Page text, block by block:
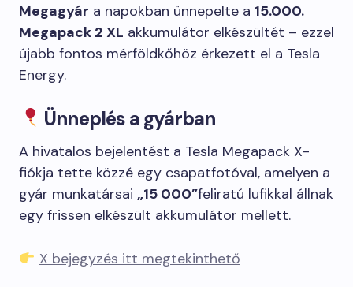
Megagyár a napokban ünnepelte a 15.000.
Megapack 2 XL akkumulátor elkészültét – ezzel
újabb fontos mérföldkőhöz érkezett el a Tesla
Energy.
Ünneplés a gyárban
A hivatalos bejelentést a Tesla Megapack X-
fiókja tette közzé egy csapatfotóval, amelyen a
gyár munkatársai „15 000”feliratú lufikkal állnak
egy frissen elkészült akkumulátor mellett.
X bejegyzés itt megtekinthető